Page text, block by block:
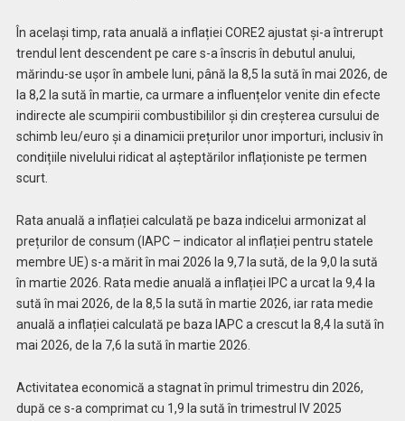
În același timp, rata anuală a inflației CORE2 ajustat și-a întrerupt
trendul lent descendent pe care s-a înscris în debutul anului,
mărindu-se ușor în ambele luni, până la 8,5 la sută în mai 2026, de
la 8,2 la sută în martie, ca urmare a influențelor venite din efecte
indirecte ale scumpirii combustibililor și din creșterea cursului de
schimb leu/euro și a dinamicii prețurilor unor importuri, inclusiv în
condițiile nivelului ridicat al așteptărilor inflaționiste pe termen
scurt.
Rata anuală a inflației calculată pe baza indicelui armonizat al
prețurilor de consum (IAPC – indicator al inflației pentru statele
membre UE) s-a mărit în mai 2026 la 9,7 la sută, de la 9,0 la sută
în martie 2026. Rata medie anuală a inflației IPC a urcat la 9,4 la
sută în mai 2026, de la 8,5 la sută în martie 2026, iar rata medie
anuală a inflației calculată pe baza IAPC a crescut la 8,4 la sută în
mai 2026, de la 7,6 la sută în martie 2026.
Activitatea economică a stagnat în primul trimestru din 2026,
după ce s-a comprimat cu 1,9 la sută în trimestrul IV 2025